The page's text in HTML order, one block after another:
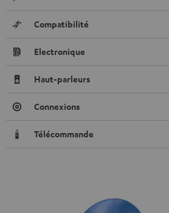
Compatibilité
Electronique
Haut-parleurs
Connexions
Télécommande